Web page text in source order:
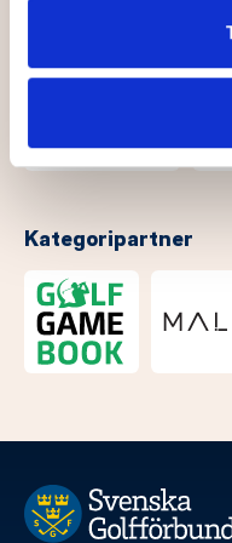
Dessa kan i sin tur
information som du har
Kategoripartner